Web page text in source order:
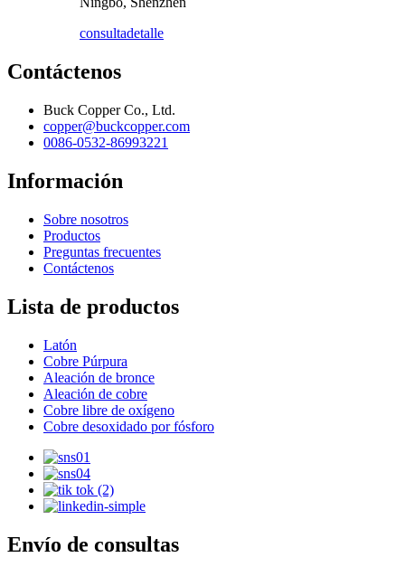
consultadetalle
Contáctenos
Buck Copper Co., Ltd.
copper@buckcopper.com
0086-0532-86993221
Información
Sobre nosotros
Productos
Preguntas frecuentes
Contáctenos
Lista de productos
Latón
Cobre Púrpura
Aleación de bronce
Aleación de cobre
Cobre libre de oxígeno
Cobre desoxidado por fósforo
Envío de consultas